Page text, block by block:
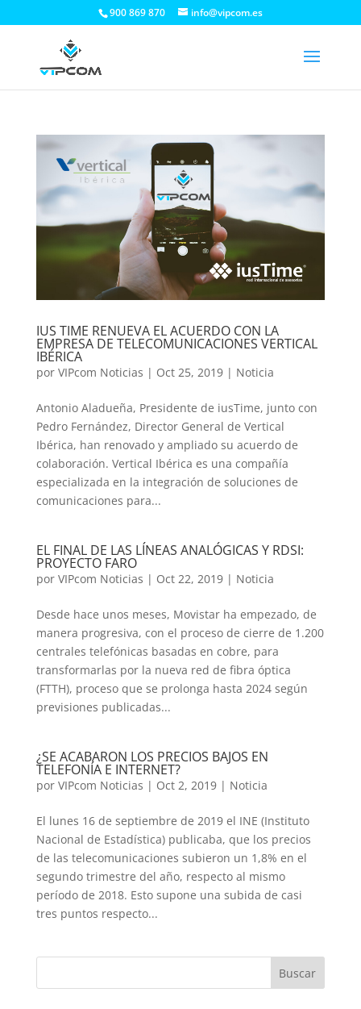
900 869 870 info@vipcom.es
IUS TIME RENUEVA EL ACUERDO CON LA
EMPRESA DE TELECOMUNICACIONES VERTICAL
IBÉRICA
por VIPcom Noticias | Oct 25, 2019| Noticia
Antonio Aladueña, Presidente de iusTime, junto con
Pedro Fernández, Director General de Vertical
Ibérica, han renovado y ampliado su acuerdo de
colaboración. Vertical Ibérica es una compañía
especializada en la integración de soluciones de
comunicaciones para...
EL FINAL DE LAS LÍNEAS ANALÓGICAS Y RDSI:
PROYECTO FARO
por VIPcom Noticias | Oct 22, 2019| Noticia
Desde hace unos meses, Movistar ha empezado, de
manera progresiva, con el proceso de cierre de 1.200
centrales telefónicas basadas en cobre, para
transformarlas por la nueva red de fibra óptica
(FTTH), proceso que se prolonga hasta 2024 según
previsiones publicadas...
¿SE ACABARON LOS PRECIOS BAJOS EN
TELEFONÍA E INTERNET?
por VIPcom Noticias | Oct 2, 2019| Noticia
El lunes 16 de septiembre de 2019 el INE (Instituto
Nacional de Estadística) publicaba, que los precios
de las telecomunicaciones subieron un 1,8% en el
segundo trimestre del año, respecto al mismo
período de 2018. Esto supone una subida de casi
tres puntos respecto...